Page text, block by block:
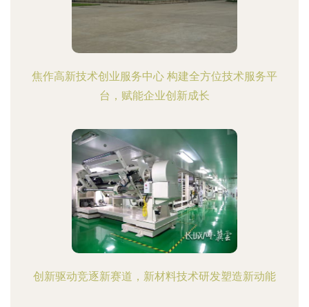
焦作高新技术创业服务中心 构建全方位技术服务平
台，赋能企业创新成长
创新驱动竞逐新赛道，新材料技术研发塑造新动能